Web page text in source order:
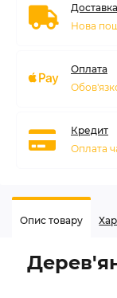
Доставка
Нова
Оплата
Кредит
Оплата
Опис товару